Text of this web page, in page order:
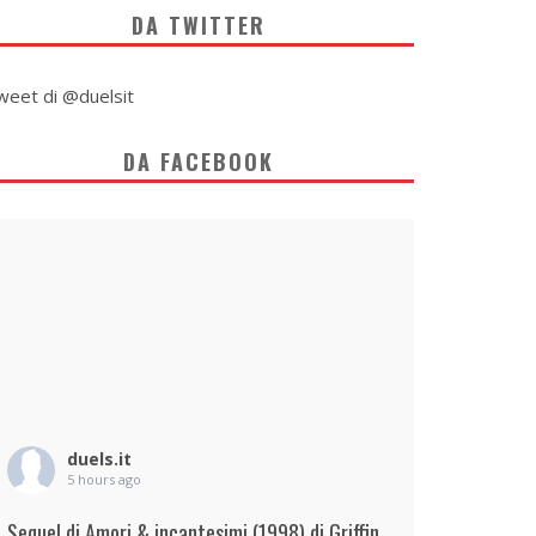
DA TWITTER
di @duelsit
DA FACEBOOK
duels.it
5 hours ago